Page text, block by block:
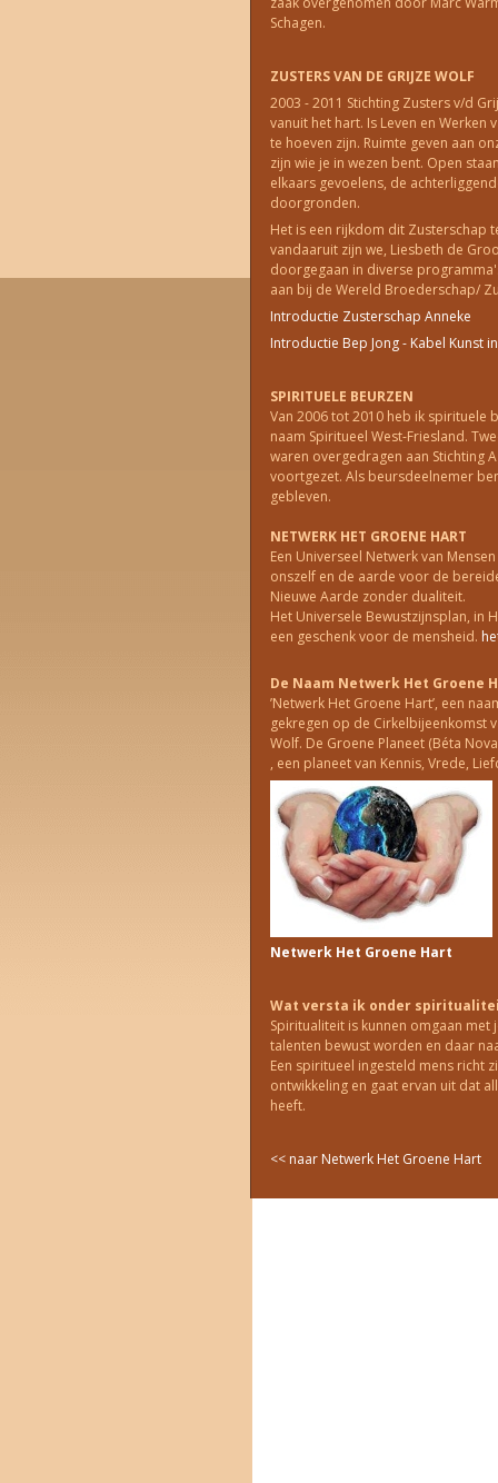
Schagen.
ZUSTERS VAN DE GRIJZE WOLF
2003 - 2011 Stichting Zusters v/d
vanuit het hart. Is Leven en
te hoeven zijn. Ruimte geven aan
zijn wie je in wezen bent. Open
elkaars gevoelens, de
doorgronden.
Het is een rijkdom dit Zusterschap
vandaaruit zijn we, Liesbeth de
doorgegaan in diverse
aan bij de Wereld Broederschap/
Introductie Zusterschap Anneke
Introductie Bep Jong - Kabel Kunst
SPIRITUELE BEURZEN
Van 2006 tot 2010 heb ik
naam Spiritueel West-Friesland.
waren overgedragen aan Stichting
voortgezet. Als beursdeelnemer
gebleven.
NETWERK HET GROENE HART
Een Universeel Netwerk van
onszelf en de aarde voor de
Nieuwe Aarde zonder dualiteit.
Het Universele Bewustzijnsplan, in
een geschenk voor de mensheid.
De Naam Netwerk Het Groene
’Netwerk Het Groene Hart’, een
gekregen op de Cirkelbijeenkomst
Wolf. De Groene Planeet (Béta
, een planeet van Kennis, Vrede,
Netwerk Het Groene Hart
Wat versta ik onder
Spiritualiteit is kunnen omgaan met
talenten bewust worden en daar
Een spiritueel ingesteld mens richt
ontwikkeling en gaat ervan uit dat
heeft.
<< naar Netwerk Het Groene Hart